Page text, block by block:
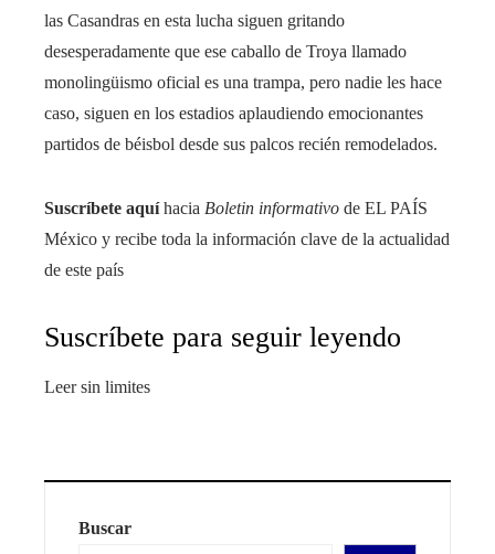
las Casandras en esta lucha siguen gritando
desesperadamente que ese caballo de Troya llamado
monolingüismo oficial es una trampa, pero nadie les hace
caso, siguen en los estadios aplaudiendo emocionantes
partidos de béisbol desde sus palcos recién remodelados.
Suscríbete aquí hacia Boletin informativo de EL PAÍS
México y recibe toda la información clave de la actualidad
de este país
Suscríbete para seguir leyendo
Leer sin limites
Buscar